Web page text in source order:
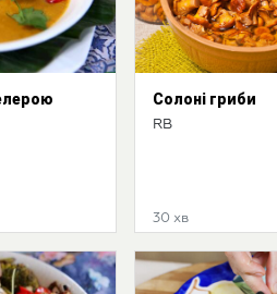
Солоні гриби
RB
30 хв